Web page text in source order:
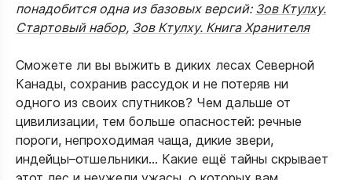
понадобится одна из базовых версий: Зов Ктулху.
Стартовый набор, Зов Ктулху. Книга Хранителя
Сможете ли вы выжить в диких лесах Северной
Канады, сохранив рассудок и не потеряв ни
одного из своих спутников? Чем дальше от
цивилизации, тем больше опасностей: речные
пороги, непроходимая чаща, дикие звери,
индейцы–отшельники... Какие ещё тайны скрывает